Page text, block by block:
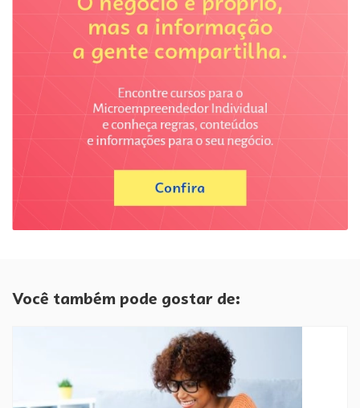
Você também pode gostar de: